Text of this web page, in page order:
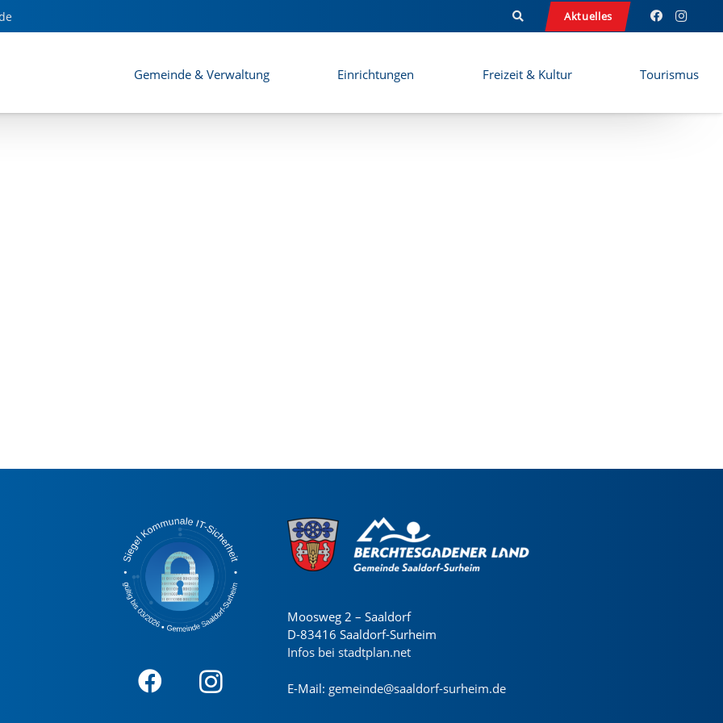
Aktuelles
Gemeinde & Verwaltung Einrichtungen Freizeit & Kultur Tourismus
Surheim Südost
Moosweg 2 – Saaldorf
D-83416 Saaldorf-Surheim
Infos bei stadtplan.net
E-Mail: gemeinde@saaldorf-surheim.de